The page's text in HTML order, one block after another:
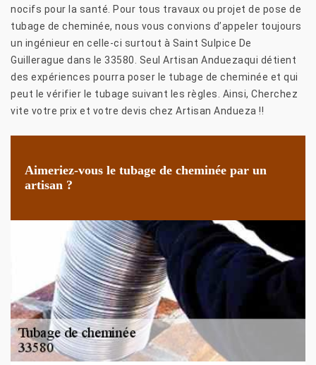
nocifs pour la santé. Pour tous travaux ou projet de pose de
tubage de cheminée, nous vous convions d’appeler toujours
un ingénieur en celle-ci surtout à Saint Sulpice De
Guillerague dans le 33580. Seul Artisan Anduezaqui détient
des expériences pourra poser le tubage de cheminée et qui
peut le vérifier le tubage suivant les règles. Ainsi, Cherchez
vite votre prix et votre devis chez Artisan Andueza !!
Aimeriez-vous le tubage de cheminée par un
artisan ?